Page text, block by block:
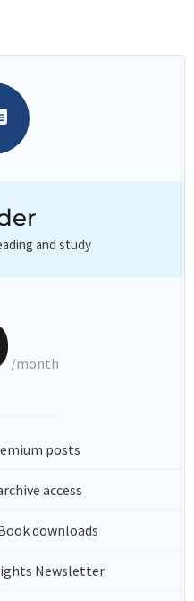
and study
/month
posts
access
downloads
Newsletter